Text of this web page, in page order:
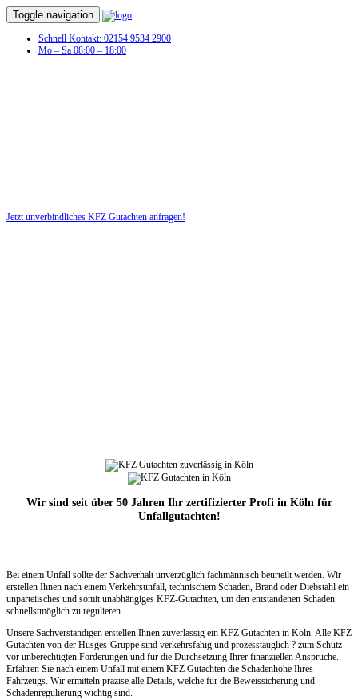
Toggle navigation
Schnell Kontakt: 02154 9534 2900
Mo – Sa 08:00 – 18:00
Jetzt unverbindliches KFZ Gutachten anfragen!
Wir sind seit über 50 Jahren Ihr zertifizierter Profi in Köln für
Unfallgutachten!
Bei einem Unfall sollte der Sachverhalt unverzüglich fachmännisch beurteilt werden. Wir
erstellen Ihnen nach einem Verkehrsunfall, technischem Schaden, Brand oder Diebstahl ein
unparteiisches und somit unabhängiges KFZ-Gutachten, um den entstandenen Schaden
schnellstmöglich zu regulieren.
Unsere Sachverständigen erstellen Ihnen zuverlässig ein KFZ Gutachten in Köln. Alle KFZ
Gutachten von der Hüsges-Gruppe sind verkehrsfähig und prozesstauglich ? zum Schutz
vor unberechtigten Forderungen und für die Durchsetzung Ihrer finanziellen Ansprüche.
Erfahren Sie nach einem Unfall mit einem KFZ Gutachten die Schadenhöhe Ihres
Fahrzeugs. Wir ermitteln präzise alle Details, welche für die Beweissicherung und
Schadenregulierung wichtig sind.